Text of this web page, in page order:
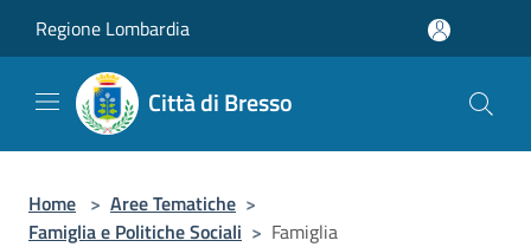
Regione Lombardia
Città di Bresso
Home > Aree Tematiche >
Famiglia e Politiche Sociali > Famiglia